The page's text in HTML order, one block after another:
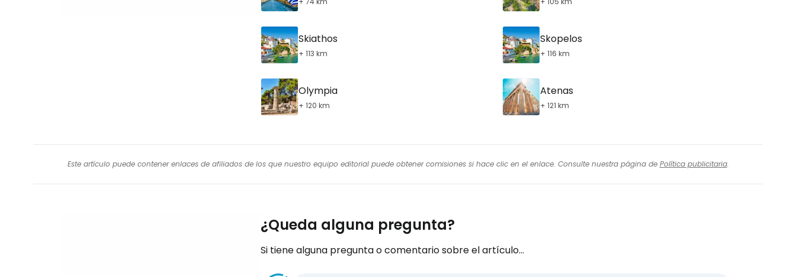
Skiathos
+ 113 km
Skopelos
+ 116 km
Olympia
+ 120 km
Atenas
+ 121 km
Este artículo puede contener enlaces de afiliados de los que nuestro equipo editorial puede obtener comisiones si hace clic en el enlace. Consulte nuestra página de Política publicitaria.
¿Queda alguna pregunta?
Si tiene alguna pregunta o comentario sobre el artículo...
Continuar con Facebook